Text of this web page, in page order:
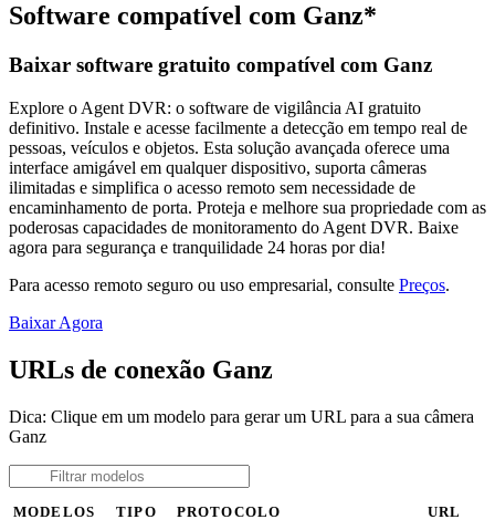
Software compatível com Ganz*
Baixar software gratuito compatível com Ganz
Explore o Agent DVR: o software de vigilância AI gratuito
definitivo. Instale e acesse facilmente a detecção em tempo real de
pessoas, veículos e objetos. Esta solução avançada oferece uma
interface amigável em qualquer dispositivo, suporta câmeras
ilimitadas e simplifica o acesso remoto sem necessidade de
encaminhamento de porta. Proteja e melhore sua propriedade com as
poderosas capacidades de monitoramento do Agent DVR. Baixe
agora para segurança e tranquilidade 24 horas por dia!
Para acesso remoto seguro ou uso empresarial, consulte Preços.
Baixar Agora
URLs de conexão Ganz
Dica: Clique em um modelo para gerar um URL para a sua câmera
Ganz
MODELOS TIPO PROTOCOLO URL